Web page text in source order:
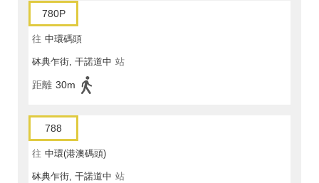
780P
往 中環碼頭
砵典乍街, 干諾道中 站
距離 30m
788
往 中環(港澳碼頭)
砵典乍街, 干諾道中 站